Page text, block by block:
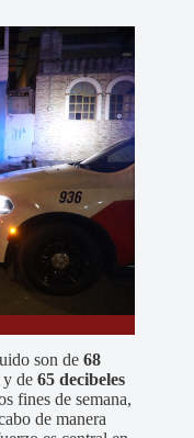
son de 68
y de 65 decibeles
fines de semana,
de manera